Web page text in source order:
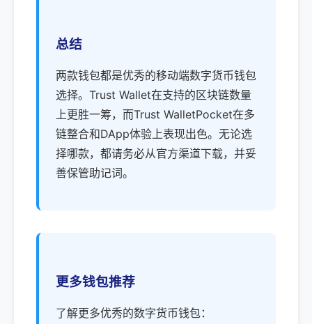
总结
两款钱包都是优秀的移动端数字货币钱包
选择。Trust Wallet在支持的区块链数量
上更胜一筹，而Trust WalletPocket在多
链整合和DApp体验上表现出色。无论选
择哪款，都请务必从官方渠道下载，并妥
善保管助记词。
更多钱包推荐
了解更多优秀的数字货币钱包：